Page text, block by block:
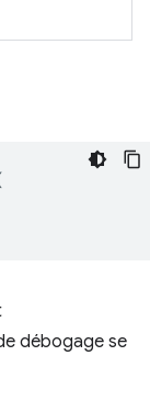
débogage se